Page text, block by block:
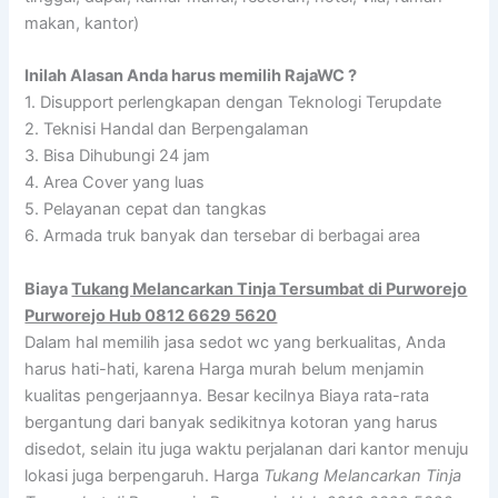
makan, kantor)
Inilah Alasan Anda harus memilih RajaWC ?
1. Disupport perlengkapan dengan Teknologi Terupdate
2. Teknisi Handal dan Berpengalaman
3. Bisa Dihubungi 24 jam
4. Area Cover yang luas
5. Pelayanan cepat dan tangkas
6. Armada truk banyak dan tersebar di berbagai area
BiayaTukang Melancarkan Tinja Tersumbat di Purworejo
Purworejo Hub 0812 6629 5620
Dalam hal memilih jasa sedot wc yang berkualitas, Anda
harus hati-hati, karena Harga murah belum menjamin
kualitas pengerjaannya. Besar kecilnya Biaya rata-rata
bergantung dari banyak sedikitnya kotoran yang harus
disedot, selain itu juga waktu perjalanan dari kantor menuju
lokasi juga berpengaruh. Harga Tukang Melancarkan Tinja